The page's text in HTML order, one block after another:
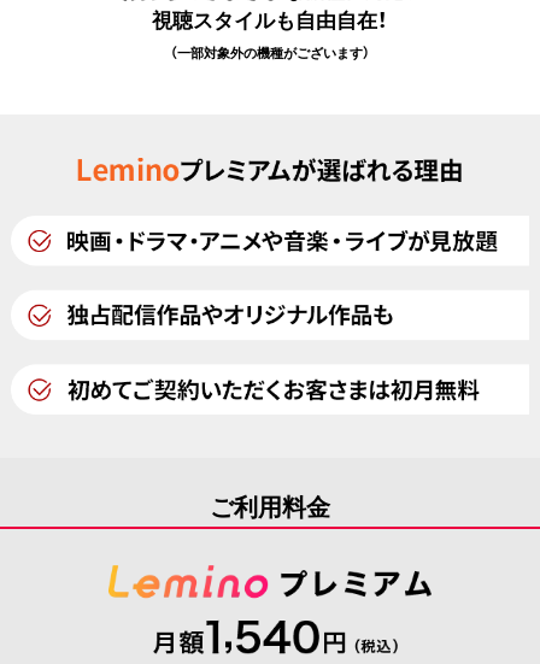
視聴スタイルも自由自在！
（一部対象外の機種がございます）
ご利用料金